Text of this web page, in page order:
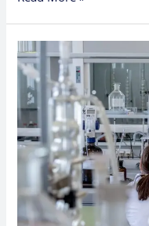
Understanding
GBT
Blood
Tests:
Why
They
Matter
the
Risks